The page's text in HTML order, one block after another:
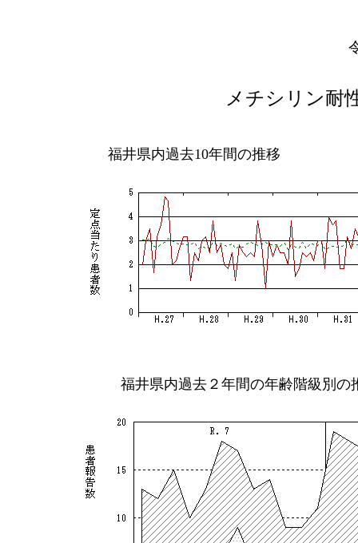
メチシリン耐
福井県内過去10年間の推移
福井県内過去２年間の年齢階級別の